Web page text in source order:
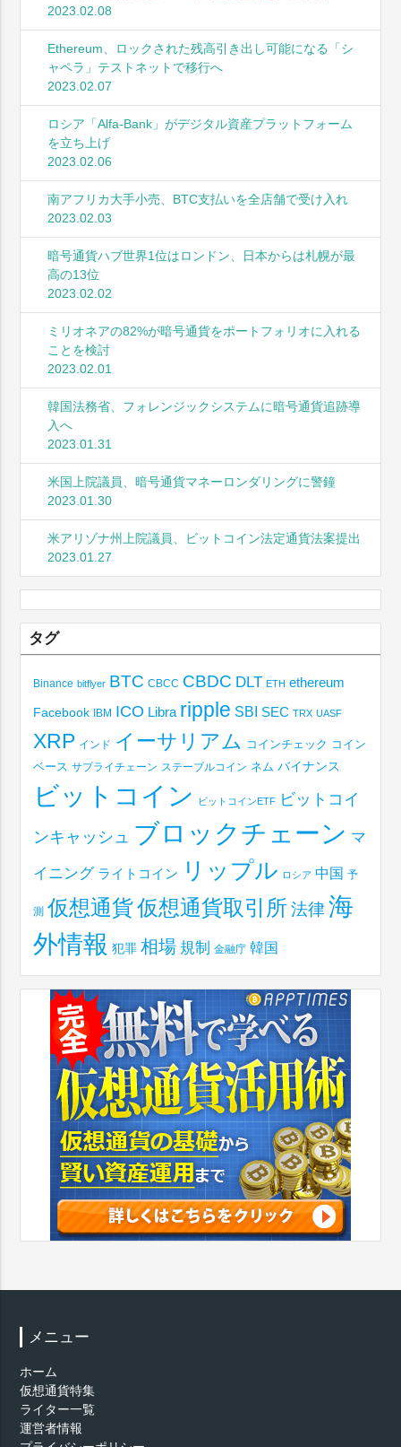
2023.02.08
Ethereum、ロックされた残高引き出し可能になる「シ
ャペラ」テストネットで移行へ
2023.02.07
ロシア「Alfa-Bank」がデジタル資産プラットフォーム
を立ち上げ
2023.02.06
南アフリカ大手小売、BTC支払いを全店舗で受け入れ
2023.02.03
暗号通貨ハブ世界1位はロンドン、日本からは札幌が最
高の13位
2023.02.02
ミリオネアの82%が暗号通貨をポートフォリオに入れる
ことを検討
2023.02.01
韓国法務省、フォレンジックシステムに暗号通貨追跡導
入へ
2023.01.31
米国上院議員、暗号通貨マネーロンダリングに警鐘
2023.01.30
米アリゾナ州上院議員、ビットコイン法定通貨法案提出
2023.01.27
タグ
Binance bitflyer BTC CBCC CBDC DLT ETH ethereum
Facebook IBM ICO Libra ripple SBI SEC TRX UASF
XRP インド イーサリアム コインチェック コイン
ベース サプライチェーン ステーブルコイン ネム バイナンス
ビットコイン ビットコインETF ビットコイ
ンキャッシュ ブロックチェーン マ
イニング ライトコイン リップル ロシア 中国 予
測 仮想通貨仮想通貨取引所 法律 海
外情報 犯罪 相場 規制 金融庁 韓国
メニュー
ホーム
仮想通貨特集
ライター一覧
運営者情報